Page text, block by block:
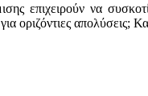
επιχειρούν να
απολύσεις;